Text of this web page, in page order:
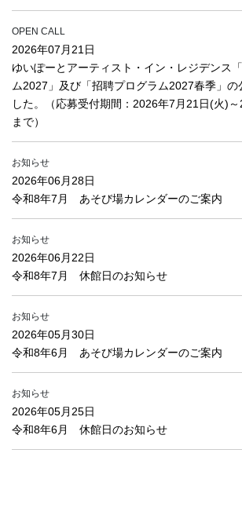
OPEN CALL
2026年07月21日
ゆいぽーとアーティスト・イン・レジデンス
ム2027」及び「招聘プログラム2027春季」の
した。（応募受付期間：2026年7月21日(火)
まで）
お知らせ
2026年06月28日
令和8年7月 あそび場カレンダーのご案内
お知らせ
2026年06月22日
令和8年7月 休館日のお知らせ
お知らせ
2026年05月30日
令和8年6月 あそび場カレンダーのご案内
お知らせ
2026年05月25日
令和8年6月 休館日のお知らせ